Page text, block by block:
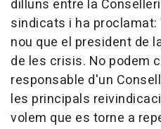
dilluns entre la
sindicats i ha
nou que el president de
de les crisis. No podem
responsable d'un
les principals
volem que es torne a